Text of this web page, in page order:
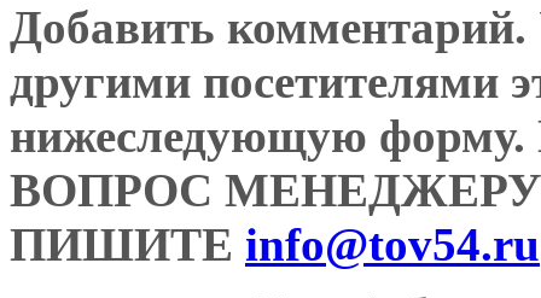
Добавить комментарий.
другими посетителями
нижеследующую
ВОПРОС
ПИШИТЕ info@tov54.ru